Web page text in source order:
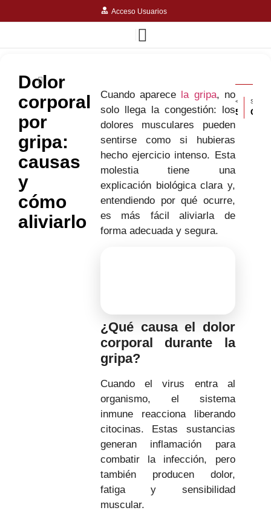
Acceso Usuarios
Dolor
corporal
por
gripa:
causas
y
cómo
aliviarlo
Cuando aparece la gripa, no
solo llega la congestión: los
dolores musculares pueden
sentirse como si hubieras
hecho ejercicio intenso. Esta
molestia tiene una
explicación biológica clara y,
entendiendo por qué ocurre,
es más fácil aliviarla de
forma adecuada y segura.
¿Qué causa el dolor
corporal durante la
gripa?
Cuando el virus entra al
organismo, el sistema
inmune reacciona liberando
citocinas. Estas sustancias
generan inflamación para
combatir la infección, pero
también producen dolor,
fatiga y sensibilidad
muscular.